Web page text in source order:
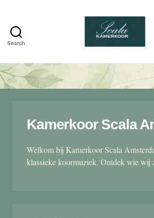
Search
Kamerkoor Scala
Welkom bij Kamerkoor Scala
klassieke koormuziek. Ontdek wie wij